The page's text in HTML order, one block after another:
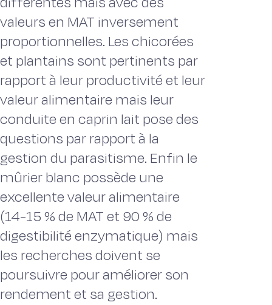
valeurs en MAT inversement
proportionnelles. Les chicorées
et plantains sont pertinents par
rapport à leur productivité et leur
valeur alimentaire mais leur
conduite en caprin lait pose des
questions par rapport à la
gestion du parasitisme. Enfin le
mûrier blanc possède une
excellente valeur alimentaire
(14-15 % de MAT et 90 % de
digestibilité enzymatique) mais
les recherches doivent se
poursuivre pour améliorer son
rendement et sa gestion.